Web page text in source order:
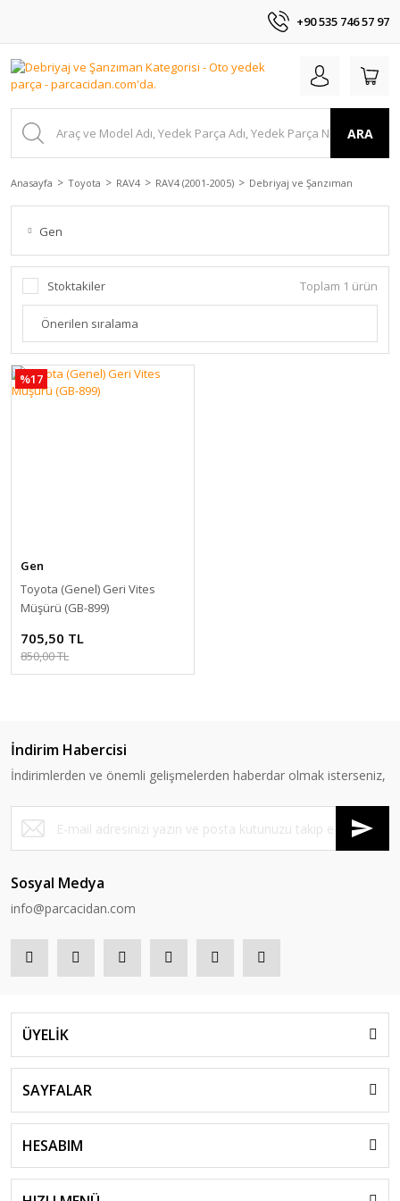
+90 535 746 57 97
ARA
Anasayfa Toyota RAV4 RAV4 (2001-2005) Debriyaj ve Şanzıman
Gen
Stoktakiler Toplam 1 ürün
%17
Gen
Toyota (Genel) Geri Vites
Müşürü (GB-899)
705,50 TL
850,00 TL
İndirim Habercisi
İndirimlerden ve önemli gelişmelerden haberdar olmak isterseniz,
Sosyal Medya
info@parcacidan.com
ÜYELİK
SAYFALAR
HESABIM